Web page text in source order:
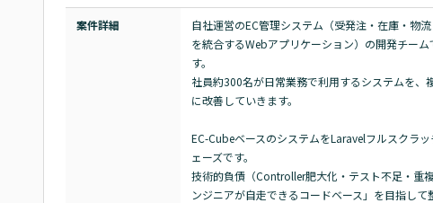
案件詳細
自社運営のEC管理システム（受発注・在庫・物
を統合するWebアプリケーション）の開発チー
す。
社員約300名が日常業務で利用するシステムを
に改善していきます。
EC-CubeベースのシステムをLaravelフルスクラ
ェーズです。
技術的負債（Controller肥大化・テスト不足・重
ンジニアが自走できるコードベース」を目指して